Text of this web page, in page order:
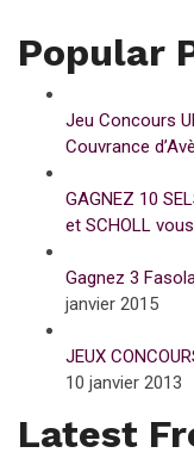
Popular
Jeu Concours
Couvrance
GAGNEZ 10
et SCHOLL
Gagnez 3
janvier 2015
JEUX
10 janvier 2013
Latest